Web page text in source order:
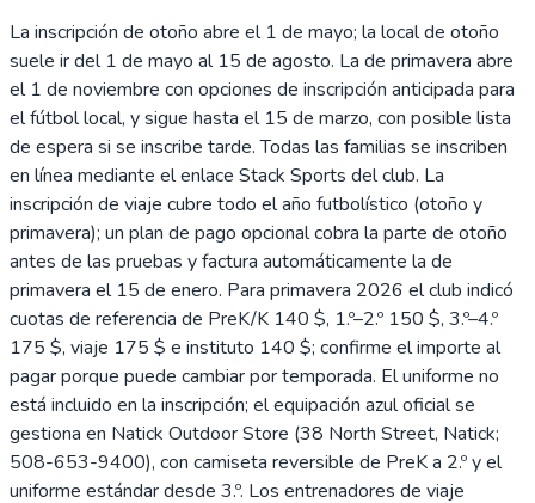
La inscripción de otoño abre el 1 de mayo; la local de otoño
suele ir del 1 de mayo al 15 de agosto. La de primavera abre
el 1 de noviembre con opciones de inscripción anticipada para
el fútbol local, y sigue hasta el 15 de marzo, con posible lista
de espera si se inscribe tarde. Todas las familias se inscriben
en línea mediante el enlace Stack Sports del club. La
inscripción de viaje cubre todo el año futbolístico (otoño y
primavera); un plan de pago opcional cobra la parte de otoño
antes de las pruebas y factura automáticamente la de
primavera el 15 de enero. Para primavera 2026 el club indicó
cuotas de referencia de PreK/K 140 $, 1.º–2.º 150 $, 3.º–4.º
175 $, viaje 175 $ e instituto 140 $; confirme el importe al
pagar porque puede cambiar por temporada. El uniforme no
está incluido en la inscripción; el equipación azul oficial se
gestiona en Natick Outdoor Store (38 North Street, Natick;
508-653-9400), con camiseta reversible de PreK a 2.º y el
uniforme estándar desde 3.º. Los entrenadores de viaje